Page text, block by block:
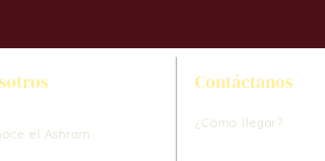
Contáctanos
el Ashram
¿Cómo llegar?